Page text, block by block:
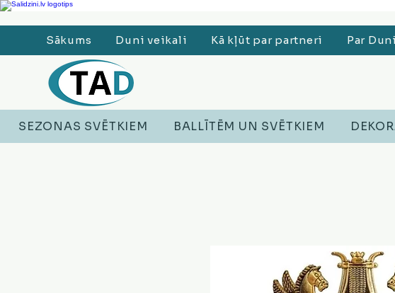
Ledusskapji, Sadzīves tehnika, Smaržas, Operatīvā atmiņa, Putekļu sūcēji, Lego, Austiņas
Sākums Duni veikali Kā kļūt par partneri Par Duni
SEZONAS SVĒTKIEM BALLĪTĒM UN SVĒTKIEM